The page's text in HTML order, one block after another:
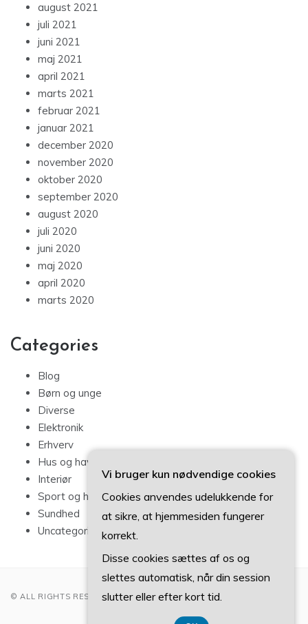
august 2021
juli 2021
juni 2021
maj 2021
april 2021
marts 2021
februar 2021
januar 2021
december 2020
november 2020
oktober 2020
september 2020
august 2020
juli 2020
juni 2020
maj 2020
april 2020
marts 2020
Categories
Blog
Børn og unge
Diverse
Elektronik
Erhverv
Hus og have
Interiør
Sport og hobby
Sundhed
Uncategorized
© ALL RIGHTS RESERVED 2022
Vi bruger kun nødvendige cookies
Cookies anvendes udelukkende for
at sikre, at hjemmesiden fungerer
korrekt.
Disse cookies sættes af os og
slettes automatisk, når din session
slutter eller efter kort tid.